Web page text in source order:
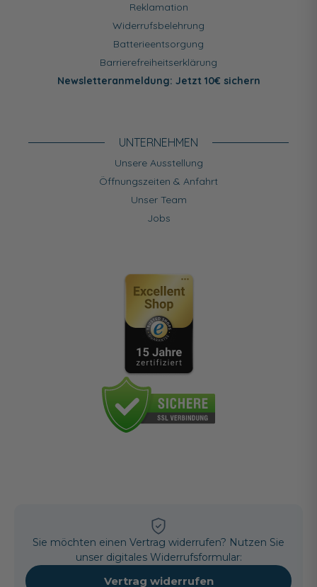
Reklamation
Widerrufsbelehrung
Batterieentsorgung
Barrierefreiheitserklärung
Newsletteranmeldung: Jetzt 10€ sichern
UNTERNEHMEN
Unsere Ausstellung
Öffnungszeiten & Anfahrt
Unser Team
Jobs
Sie möchten einen Vertrag widerrufen? Nutzen Sie
unser digitales Widerrufsformular:
Vertrag widerrufen